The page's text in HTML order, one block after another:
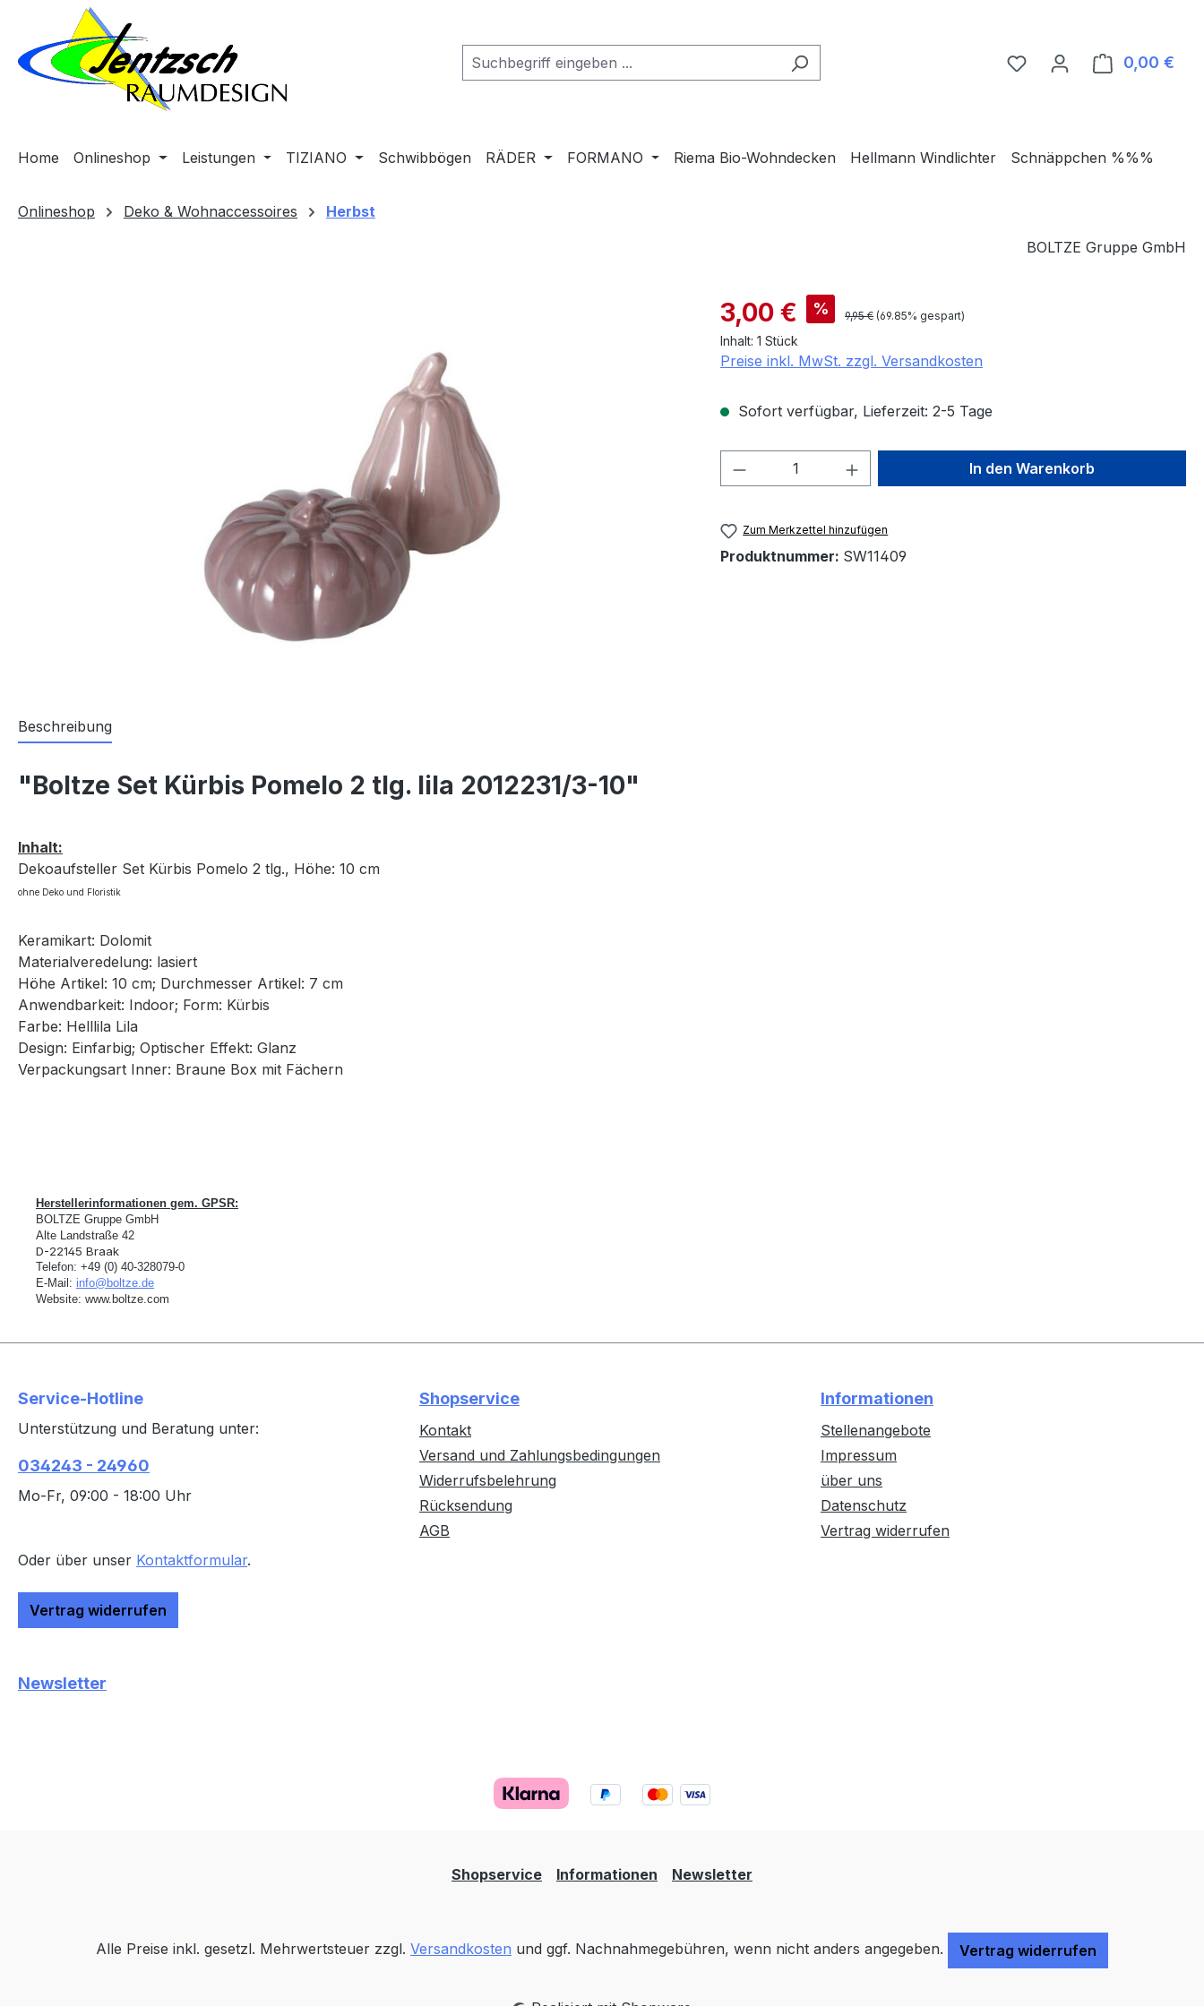
Hauptinhalt springen
Zur Suche springen
Zur Hauptnavigation springen
0,00 €
Home Onlineshop Leistungen TIZIANO Schwibbögen RÄDER FORMANO Riema Bio-Wohndecken Hellmann Windlichter Schnäppchen %%%
Onlineshop Deko & Wohnaccessoires
Herbst
BOLTZE Gruppe GmbH
Verkaufspreis:
3,00 € % Regulärer Preis:
9,95 € (69.85% gespart)
Inhalt: 1 Stück
Preise inkl. MwSt. zzgl. Versandkosten
Sofort verfügbar, Lieferzeit: 2-5 Tage
Produkt Anzahl: Gib den gewünschten Wert
In den Warenkorb
Zum Merkzettel hinzufügen
Produktnummer: SW11409
Beschreibung
"Boltze Set Kürbis Pomelo 2 tlg. lila 2012231/3-10"
Inhalt:
Dekoaufsteller Set Kürbis Pomelo 2 tlg., Höhe: 10 cm
ohne Deko und Floristik
Keramikart: Dolomit
Materialveredelung: lasiert
Höhe Artikel: 10 cm; Durchmesser Artikel: 7 cm
Anwendbarkeit: Indoor; Form: Kürbis
Farbe: Helllila Lila
Design: Einfarbig; Optischer Effekt: Glanz
Verpackungsart Inner: Braune Box mit Fächern
Herstellerinformationen gem. GPSR:
BOLTZE Gruppe GmbH
Alte Landstraße 42
D-22145 Braak
Telefon: +49 (0) 40-328079-0
E-Mail: info@boltze.de
Website: www.boltze.com
Service-Hotline
Unterstützung und Beratung unter:
034243 - 24960
Mo-Fr, 09:00 - 18:00 Uhr
Oder über unser Kontaktformular.
Vertrag widerrufen
Shopservice
Kontakt
Versand und Zahlungsbedingungen
Widerrufsbelehrung
Rücksendung
AGB
Informationen
Stellenangebote
Impressum
über uns
Datenschutz
Vertrag widerrufen
Newsletter
Shopservice Informationen Newsletter
Alle Preise inkl. gesetzl. Mehrwertsteuer zzgl. Versandkosten und ggf. Nachnahmegebühren, wenn nicht anders angegeben. Vertrag widerrufen